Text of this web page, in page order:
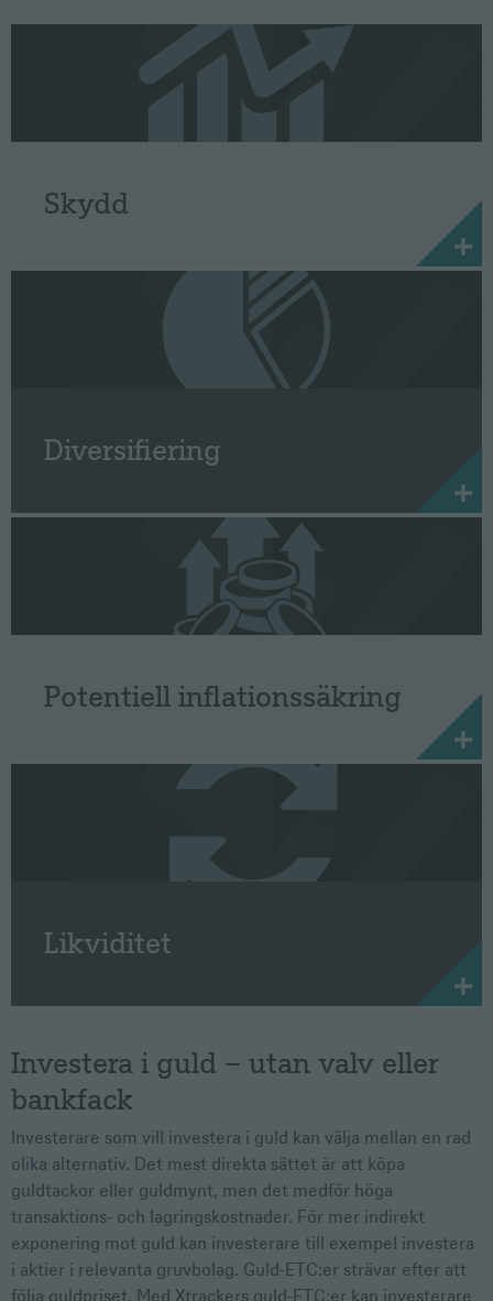
Skydd
Diversifiering
Potentiell inflationssäkring
Likviditet
Investera i guld – utan valv eller
bankfack
Investerare som vill investera i guld kan välja mellan en rad
olika alternativ. Det mest direkta sättet är att köpa
guldtackor eller guldmynt, men det medför höga
transaktions- och lagringskostnader. För mer indirekt
exponering mot guld kan investerare till exempel investera
i aktier i relevanta gruvbolag. Guld-ETC:er strävar efter att
följa guldpriset. Med Xtrackers guld-ETC:er kan investerare